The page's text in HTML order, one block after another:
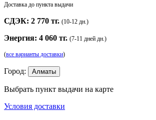
Доставка до пункта выдачи
СДЭК: 2 770 тг. (10-12 дн.)
Энергия: 4 060 тг. (7-11 дней дн.)
(все варианты доставки)
Город: Алматы
Выбрать пункт выдачи на карте
Условия доставки